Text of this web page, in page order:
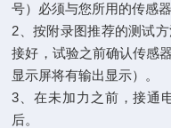
号）必须与您所用的传感器
2、按附录图推荐的测试
接好，试验之前确认传感
显示屏将有输出显示）。
3、在未加力之前，接通
后。